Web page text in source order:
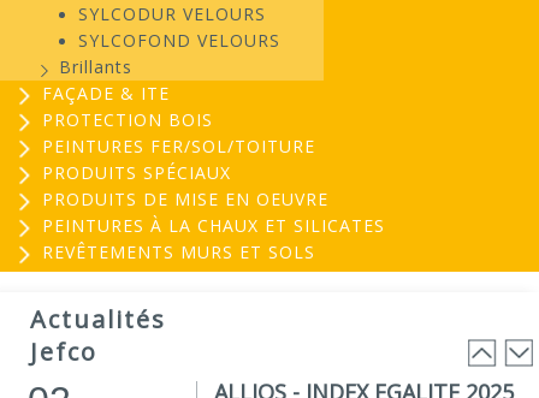
SYLCODUR VELOURS
SYLCOFOND VELOURS
Brillants
FAÇADE & ITE
PROTECTION BOIS
PEINTURES FER/SOL/TOITURE
PRODUITS SPÉCIAUX
PRODUITS DE MISE EN OEUVRE
PEINTURES À LA CHAUX ET SILICATES
REVÊTEMENTS MURS ET SOLS
Actualités
Jefco
25
ALLIOS - INDEX EGALITE 2025